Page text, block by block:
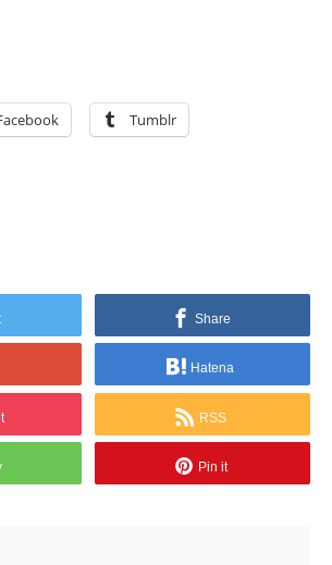
Tumblr
Share
Hatena
RSS
Pin it